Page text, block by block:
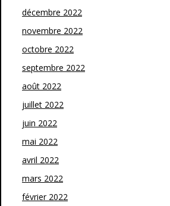
décembre 2022
novembre 2022
octobre 2022
septembre 2022
août 2022
juillet 2022
juin 2022
mai 2022
avril 2022
mars 2022
février 2022